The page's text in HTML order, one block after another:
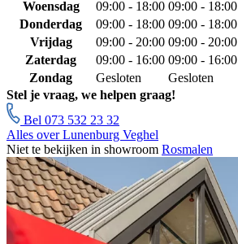
Woensdag 09:00 - 18:00 09:00 - 18:00
Donderdag
09:00 - 18:00 09:00 - 18:00
Vrijdag
09:00 - 20:00 09:00 - 20:00
Zaterdag
09:00 - 16:00 09:00 - 16:00
Zondag
Gesloten
Gesloten
Stel je vraag, we helpen graag!
Bel 073 532 23 32
Alles over Lunenburg Veghel
Niet te bekijken in showroom Rosmalen